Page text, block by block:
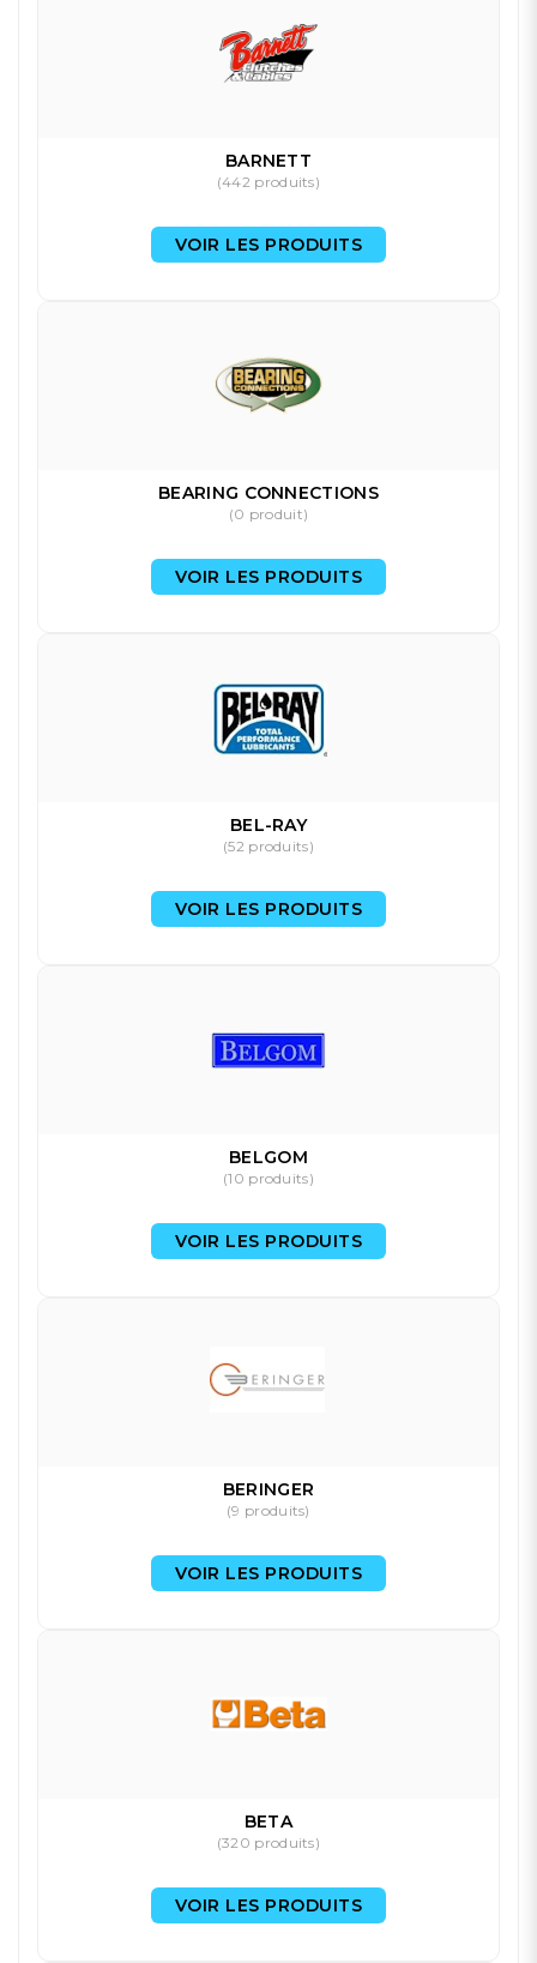
BARNETT
(442 produits)
VOIR LES PRODUITS
BEARING CONNECTIONS
(0 produit)
VOIR LES PRODUITS
BEL-RAY
(52 produits)
VOIR LES PRODUITS
BELGOM
(10 produits)
VOIR LES PRODUITS
BERINGER
(9 produits)
VOIR LES PRODUITS
BETA
(320 produits)
VOIR LES PRODUITS